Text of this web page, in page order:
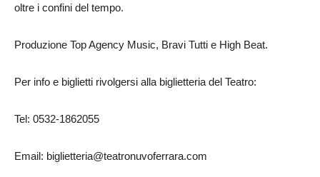
oltre i confini del tempo.
Produzione Top Agency Music, Bravi Tutti e High Beat.
Per info e biglietti rivolgersi alla biglietteria del Teatro:
Tel: 0532-1862055
Email: biglietteria@teatronuvoferrara.com